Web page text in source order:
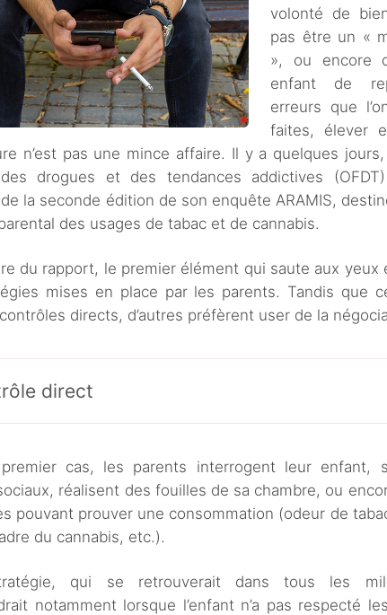
volonté de
pas être un «
», ou encore
enfant de
erreurs que
faites, élever
n’est pas une mince affaire. Il y a quelques jours,
drogues et des tendances addictives
la seconde édition de son enquête ARAMIS,
des usages de tabac et de cannabis.
du rapport, le premier élément qui saute aux yeux
mises en place par les parents. Tandis que
directs, d’autres préfèrent user de la
direct
cas, les parents interrogent leur enfant,
réalisent des fouilles de sa chambre, ou
pouvant prouver une consommation (odeur de
du cannabis, etc.).
qui se retrouverait dans tous les
notamment lorsque l’enfant n’a pas respecté